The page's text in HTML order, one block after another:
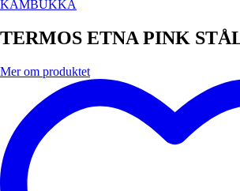
KAMBUKKA
TERMOS ETNA PINK
Mer om produktet